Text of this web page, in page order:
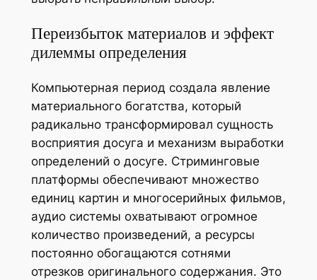
Переизбыток материалов и эффект
дилеммы определения
Компьютерная период создала явление
материального богатства, который
радикально трансформировал сущность
восприятия досуга и механизм выработки
определений о досуге. Стриминговые
платформы обеспечивают множество
единиц картин и многосерийных фильмов,
аудио системы охватывают огромное
количество произведений, а ресурсы
постоянно обогащаются сотнями
отрезков оригинального содержания. Это